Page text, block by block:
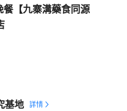
【九寨溝藥食同源
基地